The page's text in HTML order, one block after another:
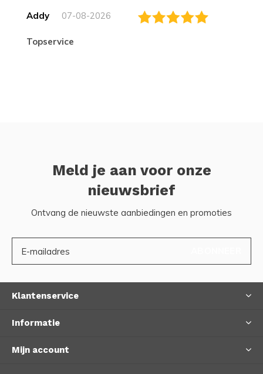
Addy 07-08-2026
topservice
Meld je aan voor onze
nieuwsbrief
Ontvang de nieuwste aanbiedingen en promoties
Klantenservice
Informatie
Mijn account